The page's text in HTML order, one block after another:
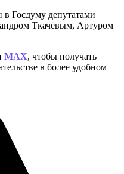
Госдуму депутатами
Ткачёвым, Артуром
MAX, чтобы получать
в более удобном